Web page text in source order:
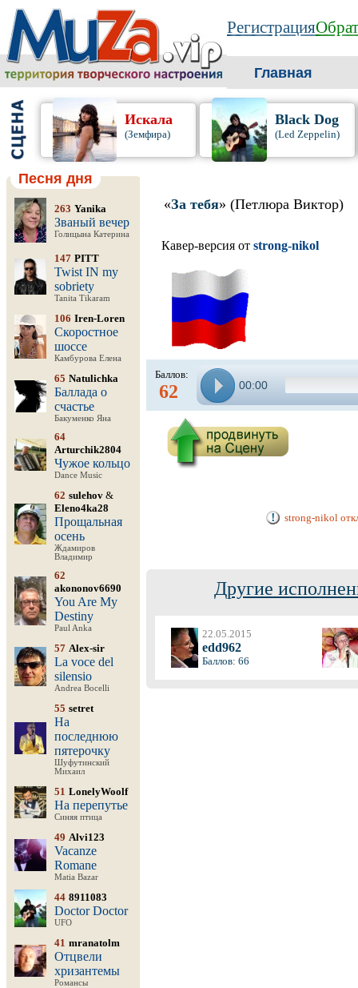
Регистрация
Главная
Искала
(Земфира)
Black Dog
(Led Zeppelin)
Песня дня
263 Yanika
Званый вечер
Голицына Катерина
147 PITT
Twist IN my
sobriety
Tanita Tikaram
106 Iren-Loren
Скоростное
шоссе
Камбурова Елена
65 Natulichka
Баллада о
счастье
Бакуменко Яна
64
Arturchik2804
Чужое кольцо
Dance Music
62 sulehov &
Eleno4ka28
Прощальная
осень
Ждамиров
Владимир
62
akononov6690
You Are My
Destiny
Paul Anka
57 Alex-sir
La voce del
silensio
Andrea Bocelli
55 setret
На
последнюю
пятерочку
Шуфутинский
Михаил
51 LonelyWoolf
На перепутье
Синяя птица
49 Alvi123
Vacanze
Romane
Matia Bazar
44 8911083
Doctor Doctor
UFO
41 mranatolm
Отцвели
хризантемы
Романсы
«За тебя» (Петлюра Виктор)
Кавер-версия от strong-nikol
Баллов:
62 00:00
strong-nikol
Другие
22.05.2015
edd962
Баллов: 66